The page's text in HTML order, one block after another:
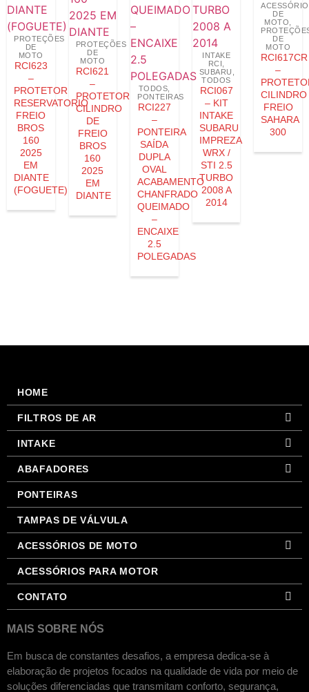
PROTEÇÕES
DE
MOTO
RCI623
–
PROTETOR
RESERVATORIO
FREIO
BROS
160
2025
EM
DIANTE
(FOGUETE)
PROTEÇÕES
DE
MOTO
RCI621
–
PROTETOR
CILINDRO
DE
FREIO
BROS
160
2025
EM
DIANTE
TODOS
PONTEIRAS
RCI227
–
PONTEIRA
SAÍDA
DUPLA
OVAL
ACABAMENTO
CHANFRADO
QUEIMADO
–
ENCAIXE
2.5
POLEGADAS
INTAKE
RCI
SUBARU
TODOS
RCI067
– KIT
INTAKE
SUBARU
IMPREZA
WRX /
STI 2.5
TURBO
2008 A
2014
DE
MOTO
DE
MOTO
RCI617CR
–
CILINDRO
FREIO
SAHARA
300
HOME
FILTROS DE AR
INTAKE
ABAFADORES
PONTEIRAS
TAMPAS DE VÁLVULA
ACESSÓRIOS DE MOTO
ACESSÓRIOS PARA MOTOR
CONTATO
MAIS SOBRE NÓS
Em busca de constantes desafios, a empresa dedica-se à
elaboração de projetos focados na qualidade de vida por meio de
soluções diferenciadas que transmitam conforto, segurança,